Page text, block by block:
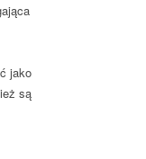
jako
są